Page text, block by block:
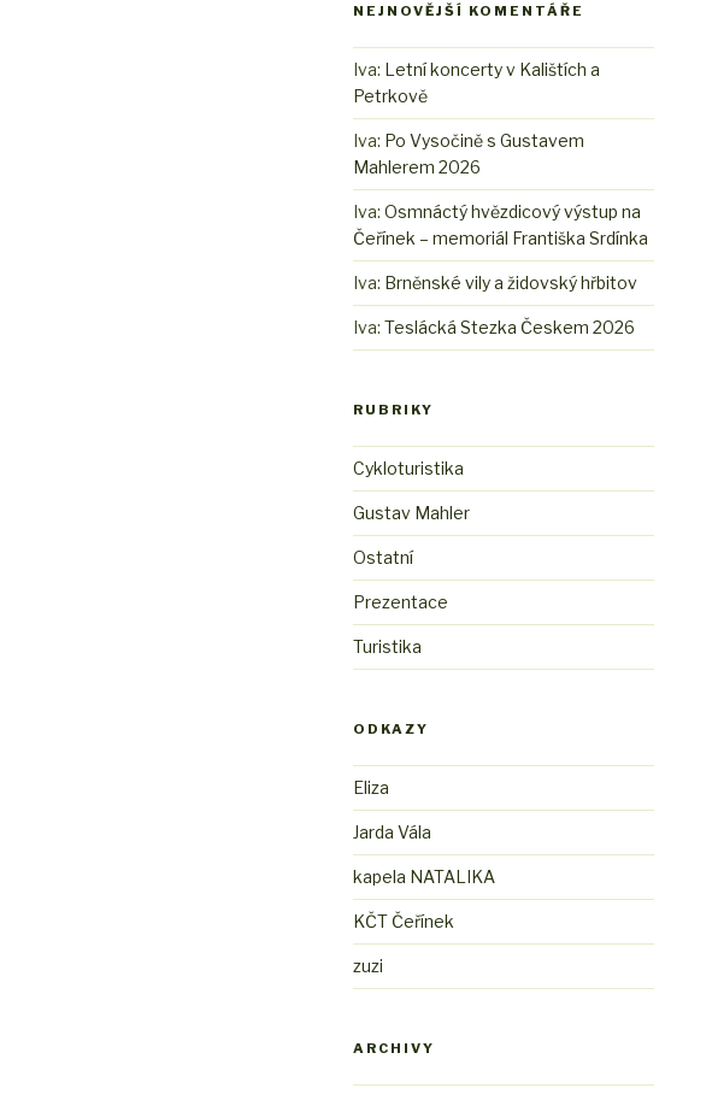
NEJNOVĚJŠÍ KOMENTÁŘE
Iva: Letní koncerty v Kalištích a
Petrkově
Iva: Po Vysočině s Gustavem
Mahlerem 2026
Iva:Osmnáctý hvězdicový výstup na
Čeřínek – memoriál Františka Srdínka
Iva: Brněnské vily a židovský hřbitov
Iva:Teslácká Stezka Českem 2026
RUBRIKY
Cykloturistika
Gustav Mahler
Ostatní
Prezentace
Turistika
ODKAZY
Eliza
Jarda Vála
kapela NATALIKA
KČT Čeřínek
zuzi
ARCHIVY